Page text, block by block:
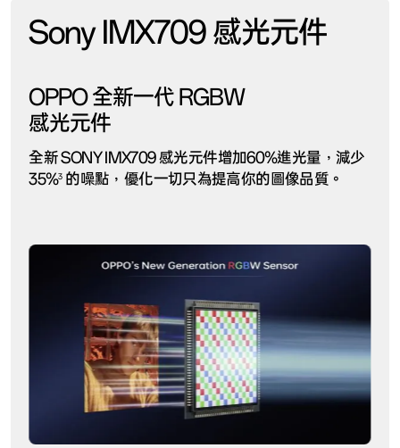
Sony IMX709 感光元件
OPPO 全新一代 RGBW
感光元件
全新 SONY IMX709 感光元件增加60%進光量，減少
35%3的噪點，優化一切只為提高你的圖像品質。